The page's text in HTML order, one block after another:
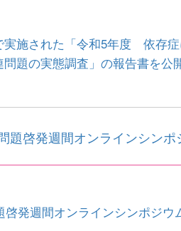
施された「令和5年度 依存
の実態調査」の報告書を公
題啓発週間オンラインシン
発週間オンラインシンポジ